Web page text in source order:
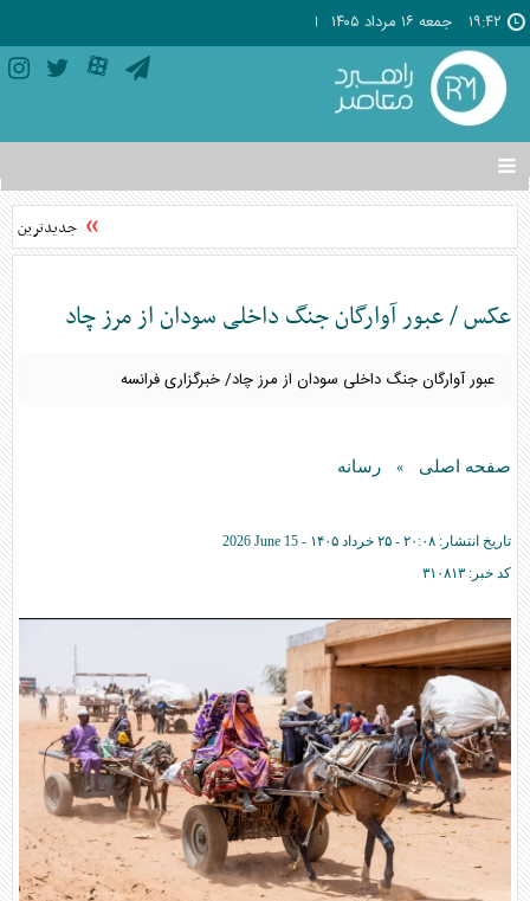
۱۹:۴۲ جمعه ۱۶ مرداد ۱۴۰۵
تغییر
وضعیت
منوی
ها
جدیدترین پیش فروش سایپا مرداد ۱۴۰۵ /
عکس / عبور آوارگان جنگ داخلی سودان از مرز چاد
عبور آوارگان جنگ داخلی سودان از مرز چاد/ خبرگزاری فرانسه
صفحه اصلی » رسانه
تاریخ انتشار: ۲۰:۰۸ - ۲۵ خرداد ۱۴۰۵ -
2026 June 15
کد خبر: ۳۱۰۸۱۳